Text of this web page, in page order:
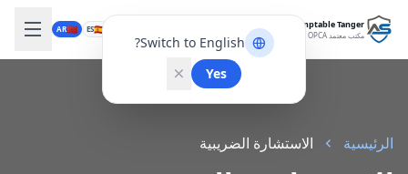
Switch to English?
Yes
Expert-Comptable Tanger
مكتب معتمد OPCA 🇪🇸
ES
🇲🇦
AR
الرئيسية الاستشارة الضريبية